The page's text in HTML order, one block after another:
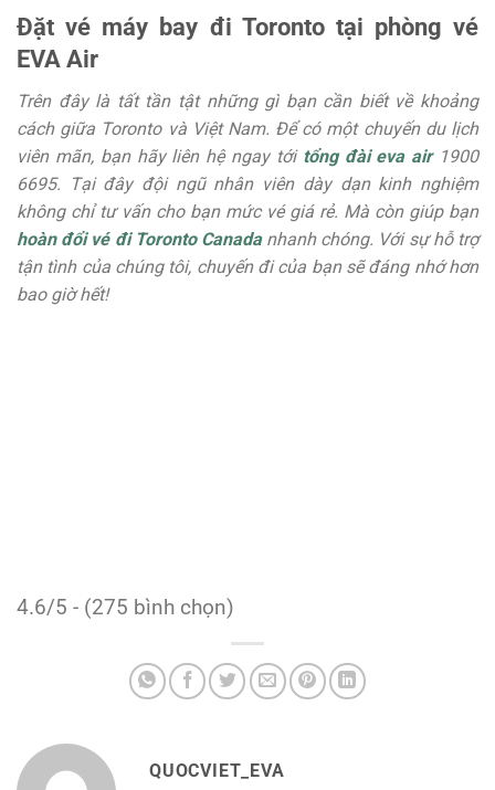
Đặt vé máy bay đi Toronto tại phòng vé
EVA Air
Trên đây là tất tần tật những gì bạn cần biết về khoảng
cách giữa Toronto và Việt Nam. Để có một chuyến du lịch
viên mãn, bạn hãy liên hệ ngay tới tổng đài eva air1900
6695. Tại đây đội ngũ nhân viên dày dạn kinh nghiệm
không chỉ tư vấn cho bạn mức vé giá rẻ. Mà còn giúp bạn
hoàn đổi vé đi Toronto Canadanhanh chóng. Với sự hỗ trợ
tận tình của chúng tôi, chuyến đi của bạn sẽ đáng nhớ hơn
bao giờ hết!
4.6/5 - (275 bình chọn)
QUOCVIET_EVA